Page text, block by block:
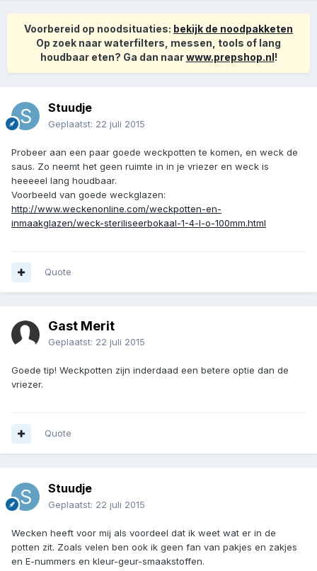
Voorbereid op noodsituaties: bekijk de noodpakketen
Op zoek naar waterfilters, messen, tools of lang
houdbaar eten? Ga dan naarwww.prepshop.nl!
Stuudje
Geplaatst: 22 juli 2015
Probeer aan een paar goede weckpotten te komen, en weck de
saus. Zo neemt het geen ruimte in in je vriezer en weck is
heeeeel lang houdbaar.
Voorbeeld van goede weckglazen:
http://www.weckenonline.com/weckpotten-en-
inmaakglazen/weck-steriliseerbokaal-1-4-l-o-100mm.html
Quote
Gast Merit
Geplaatst: 22 juli 2015
Goede tip! Weckpotten zijn inderdaad een betere optie dan de
vriezer.
Quote
Stuudje
Geplaatst: 22 juli 2015
Wecken heeft voor mij als voordeel dat ik weet wat er in de
potten zit. Zoals velen ben ook ik geen fan van pakjes en zakjes
en E-nummers en kleur-geur-smaakstoffen.